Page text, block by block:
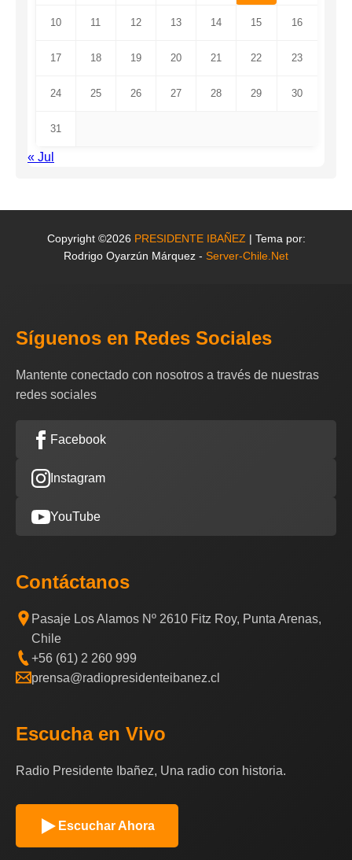
10 11 12 13 14 15 16
17 18 19 20 21 22 23
24 25 26 27 28 29 30
31
« Jul
Copyright ©2026 PRESIDENTE IBAÑEZ | Tema por:
Rodrigo Oyarzún Márquez - Server-Chile.Net
Síguenos en Redes Sociales
Mantente conectado con nosotros a través de nuestras
redes sociales
Facebook
Instagram
YouTube
Contáctanos
Pasaje Los Alamos Nº 2610 Fitz Roy, Punta Arenas,
Chile
+56 (61) 2 260 999
prensa@radiopresidenteibanez.cl
Escucha en Vivo
Radio Presidente Ibañez, Una radio con historia.
Escuchar Ahora